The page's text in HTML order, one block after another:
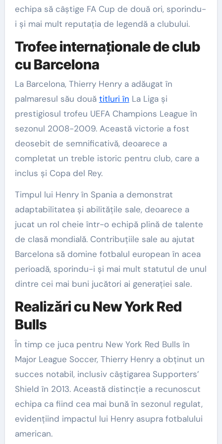
echipa să câștige FA Cup de două ori, sporindu-
i și mai mult reputația de legendă a clubului.
Trofee internaționale de club
cu Barcelona
La Barcelona, Thierry Henry a adăugat în
palmaresul său două titluri în La Liga și
prestigiosul trofeu UEFA Champions League în
sezonul 2008-2009. Această victorie a fost
deosebit de semnificativă, deoarece a
completat un treble istoric pentru club, care a
inclus și Copa del Rey.
Timpul lui Henry în Spania a demonstrat
adaptabilitatea și abilitățile sale, deoarece a
jucat un rol cheie într-o echipă plină de talente
de clasă mondială. Contribuțiile sale au ajutat
Barcelona să domine fotbalul european în acea
perioadă, sporindu-i și mai mult statutul de unul
dintre cei mai buni jucători ai generației sale.
Realizări cu New York Red
Bulls
În timp ce juca pentru New York Red Bulls în
Major League Soccer, Thierry Henry a obținut un
succes notabil, inclusiv câștigarea Supporters’
Shield în 2013. Această distincție a recunoscut
echipa ca fiind cea mai bună în sezonul regulat,
evidențiind impactul lui Henry asupra fotbalului
american.